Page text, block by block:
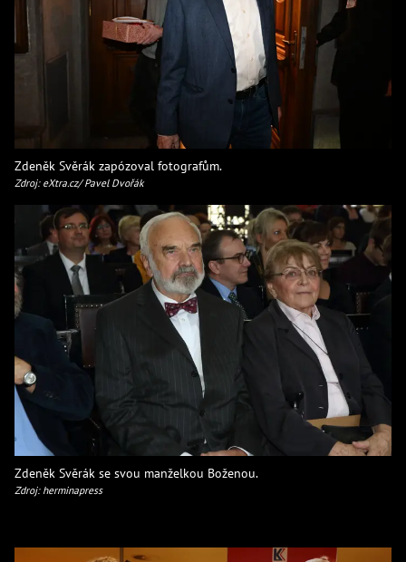
Zdeněk Svěrák zapózoval fotografům.
Zdroj: eXtra.cz/ Pavel Dvořák
Zdeněk Svěrák se svou manželkou Boženou.
Zdroj: herminapress